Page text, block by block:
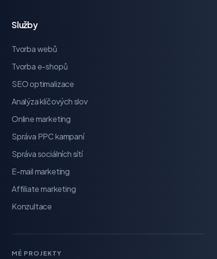
Služby
Tvorba webů
Tvorba e-shopů
SEO optimalizace
Analýza klíčových slov
Online marketing
Správa PPC kampaní
Správa sociálních sítí
E-mail marketing
Affiliate marketing
Konzultace
MÉ PROJEKTY